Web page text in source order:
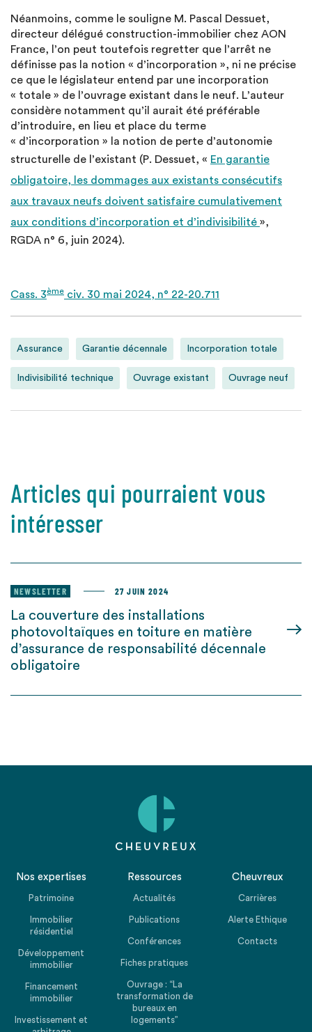
Néanmoins, comme le souligne M. Pascal Dessuet,
directeur délégué construction-immobilier chez AON
France, l’on peut toutefois regretter que l’arrêt ne
définisse pas la notion « d’incorporation », ni ne précise
ce que le législateur entend par une incorporation
« totale » de l’ouvrage existant dans le neuf. L’auteur
considère notamment qu’il aurait été préférable
d’introduire, en lieu et place du terme
« d’incorporation » la notion de perte d’autonomie
structurelle de l’existant (P. Dessuet, « En garantie
obligatoire, les dommages aux existants consécutifs
aux travaux neufs doivent satisfaire cumulativement
aux conditions d’incorporation et d’indivisibilité »,
RGDA n° 6, juin 2024).
Cass. 3ème civ. 30 mai 2024, n° 22-20.711
Assurance Garantie décennale Incorporation totale
Indivisibilité technique Ouvrage existant Ouvrage neuf
Articles qui pourraient vous
intéresser
NEWSLETTER 27 JUIN 2024
La couverture des installations
photovoltaïques en toiture en matière
d’assurance de responsabilité décennale
obligatoire
Nos expertises
Patrimoine
Immobilier
résidentiel
Développement
immobilier
Financement
immobilier
Investissement et
Ressources
Actualités
Publications
Conférences
Fiches pratiques
Ouvrage : “La
transformation de
bureaux en
logements”
Cheuvreux
Carrières
Alerte Ethique
Contacts